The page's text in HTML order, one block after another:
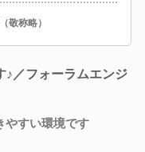
敬称略）
♪／フォーラムエンジ
やすい環境です